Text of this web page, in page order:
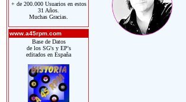
+ de 200.000 Usuarios en estos
31 Años.
Muchas Gracias.
www.a45rpm.com
Base de Datos
de los SG's y EP's
editados en España